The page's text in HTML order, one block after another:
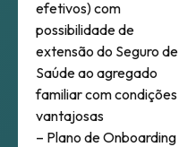
efetivos) com
possibilidade de
extensão do Seguro de
Saúde ao agregado
familiar com condições
vantajosas
– Plano de Onboarding